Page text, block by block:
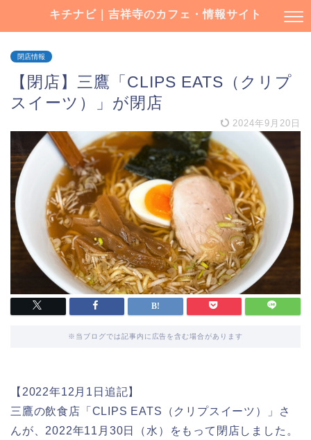
キチナビ｜吉祥寺のカフェ・情報サイト
閉店情報
【閉店】三鷹「CLIPS EATS（クリプ
スイーツ）」が閉店
2024年9月20日
※当ブログでは記事内に広告を含む場合があります
【2022年12月1日追記】
三鷹の飲食店「CLIPS EATS（クリプスイーツ）」さ
んが、2022年11月30日（水）をもって閉店しました。